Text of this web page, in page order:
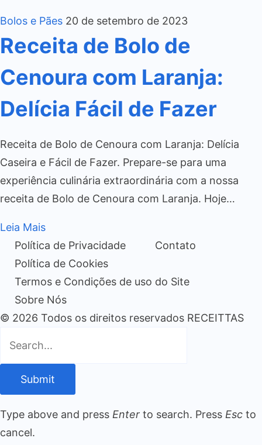
Bolos e Pães 20 de setembro de 2023
Receita de Bolo de
Cenoura com Laranja:
Delícia Fácil de Fazer
Receita de Bolo de Cenoura com Laranja: Delícia
Caseira e Fácil de Fazer. Prepare-se para uma
experiência culinária extraordinária com a nossa
receita de Bolo de Cenoura com Laranja. Hoje…
Leia Mais
Política de Privacidade
Contato
Política de Cookies
Termos e Condições de uso do Site
Sobre Nós
© 2026 Todos os direitos reservados RECEITTAS
Submit
Type above and press Enter to search. Press Esc to
cancel.